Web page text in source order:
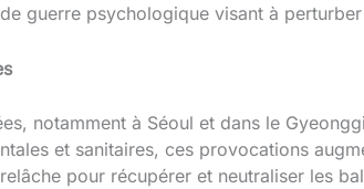
guerre psychologique visant à
notamment à Séoul et dans le
et sanitaires, ces provocations
pour récupérer et neutraliser les